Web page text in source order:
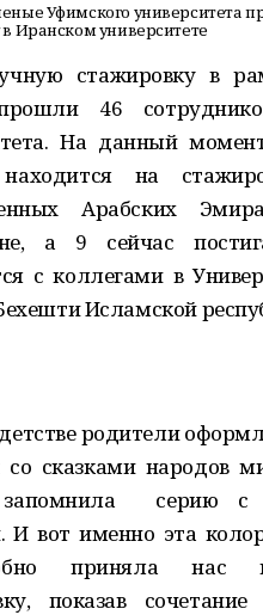
Уфимского университета
Иранском университете
стажировку в
46
На данный
на
Арабских
а 9 сейчас
с коллегами в
Исламской
родители
со сказками народов
серию с
И вот именно эта
приняла нас
показав сочетание